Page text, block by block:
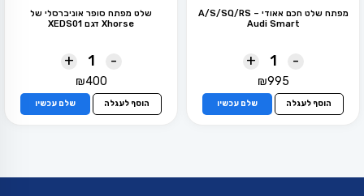
מפתח שלט חכם אאודי – A/S/SQ/RS
Audi Smart
-
+
₪995
הוסף לעגלה שלם עכשיו
שלט מפתח סופר אוניברסלי של
Xhorse דגם XEDS01
-
+
₪400
הוסף לעגלה שלם עכשיו